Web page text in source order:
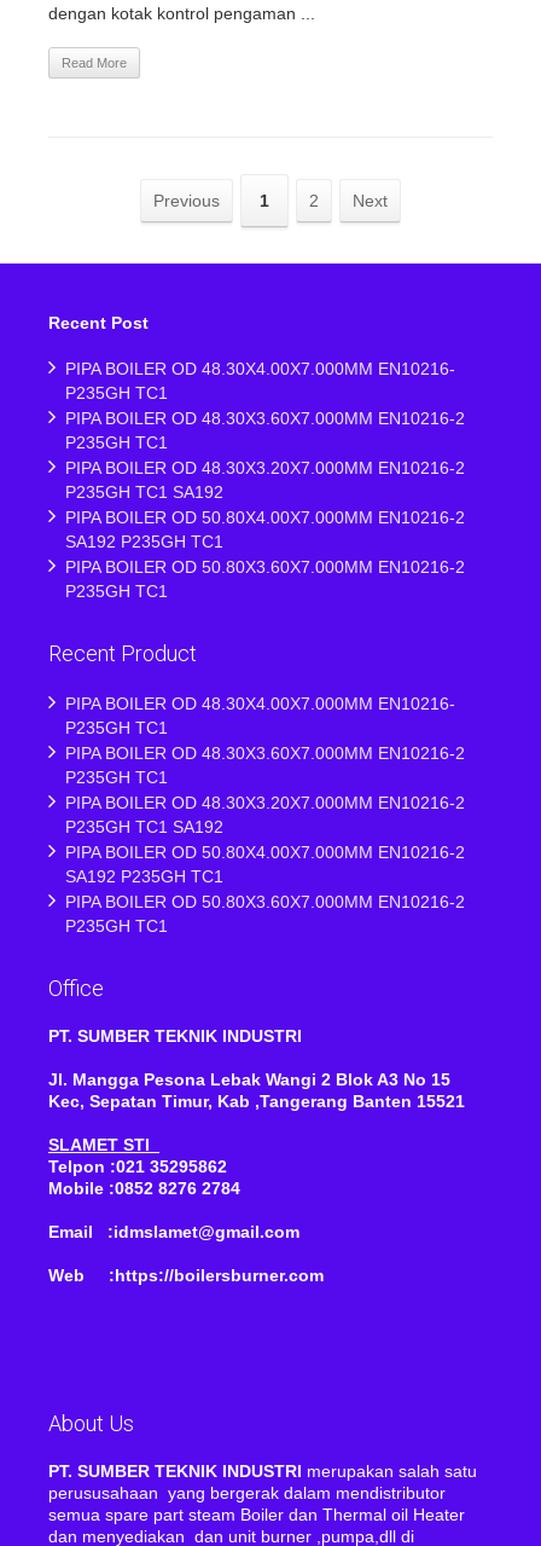
dengan kotak kontrol pengaman ...
Read More
Previous 1 2 Next
Recent Post
PIPA BOILER OD 48.30X4.00X7.000MM EN10216-
P235GH TC1
PIPA BOILER OD 48.30X3.60X7.000MM EN10216-2
P235GH TC1
PIPA BOILER OD 48.30X3.20X7.000MM EN10216-2
P235GH TC1 SA192
PIPA BOILER OD 50.80X4.00X7.000MM EN10216-2
SA192 P235GH TC1
PIPA BOILER OD 50.80X3.60X7.000MM EN10216-2
P235GH TC1
Recent Product
PIPA BOILER OD 48.30X4.00X7.000MM EN10216-
P235GH TC1
PIPA BOILER OD 48.30X3.60X7.000MM EN10216-2
P235GH TC1
PIPA BOILER OD 48.30X3.20X7.000MM EN10216-2
P235GH TC1 SA192
PIPA BOILER OD 50.80X4.00X7.000MM EN10216-2
SA192 P235GH TC1
PIPA BOILER OD 50.80X3.60X7.000MM EN10216-2
P235GH TC1
Office
PT. SUMBER TEKNIK INDUSTRI
Jl. Mangga Pesona Lebak Wangi 2 Blok A3 No 15
Kec, Sepatan Timur, Kab ,Tangerang Banten 15521
SLAMET STI
Telpon :021 35295862
Mobile :0852 8276 2784
Email :idmslamet@gmail.com
Web :https://boilersburner.com
About Us
PT. SUMBER TEKNIK INDUSTRI merupakan salah satu
perususahaan yang bergerak dalam mendistributor
semua spare part steam Boiler dan Thermal oil Heater
dan menyediakan dan unit burner ,pumpa,dll di